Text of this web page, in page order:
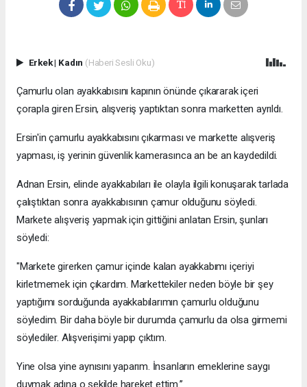
Erkek| Kadın (Haberi Sesli Oku)
Çamurlu olan ayakkabısını kapının önünde çıkararak içeri
çorapla giren Ersin, alışveriş yaptıktan sonra marketten ayrıldı.
Ersin'in çamurlu ayakkabısını çıkarması ve markette alışveriş
yapması, iş yerinin güvenlik kamerasınca an be an kaydedildi.
Adnan Ersin, elinde ayakkabıları ile olayla ilgili konuşarak tarlada
çalıştıktan sonra ayakkabısının çamur olduğunu söyledi.
Markete alışveriş yapmak için gittiğini anlatan Ersin, şunları
söyledi:
"Markete girerken çamur içinde kalan ayakkabımı içeriyi
kirletmemek için çıkardım. Markettekiler neden böyle bir şey
yaptığımı sorduğunda ayakkabılarımın çamurlu olduğunu
söyledim. Bir daha böyle bir durumda çamurlu da olsa girmemi
söylediler. Alışverişimi yapıp çıktım.
Yine olsa yine aynısını yaparım. İnsanların emeklerine saygı
duymak adına o şekilde hareket ettim.’’